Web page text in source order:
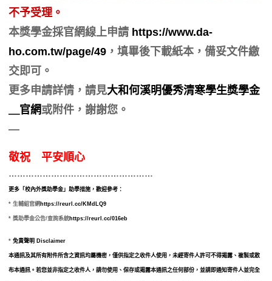
不予受理。
本獎學金採官網線上申請 https://www.da-
ho.com.tw/page/49，填畢後下載紙本，備妥文件繳
交即可。
更多申請詳情，請見大和何溪明優秀清寒學生獎學金
＿官網或附件，謝謝您。
—
敬祝 平安順心
……………………………………………
更多「校內外獎助學金」助學措施，歡迎參考：
* 生輔組官網 https://reurl.cc/KMdLQ9
* 獎助學金公告/查詢系統https://reurl.cc/016eb
* 免責聲明 Disclaimer
本通訊及其所有附件所含之資訊均屬機密，僅供指定之收件人使用，未經寄件人許可不得揭露、複製或散
布本通訊。若您並非指定之收件人，請勿使用、保存或揭露本通訊之任何部份，並請即通知寄件人並完全